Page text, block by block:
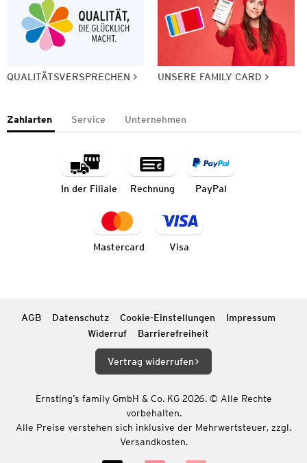
QUALITÄTSVERSPRECHEN UNSERE FAMILY CARD
Zahlarten Service Unternehmen
In der Filiale Rechnung PayPal
Mastercard Visa
AGB Datenschutz Cookie-Einstellungen
Impressum
Widerruf
Barrierefreiheit
Vertrag widerrufen
Ernsting’s family GmbH & Co. KG 2026. © Alle Rechte
vorbehalten.
Alle Preise verstehen sich inklusive der Mehrwertsteuer, zzgl.
Versandkosten.